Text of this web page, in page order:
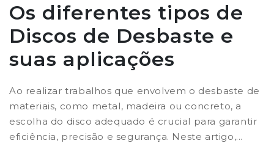
Os diferentes tipos de
Discos de Desbaste e
suas aplicações
Ao realizar trabalhos que envolvem o desbaste de
materiais, como metal, madeira ou concreto, a
escolha do disco adequado é crucial para garantir
eficiência, precisão e segurança. Neste artigo,...